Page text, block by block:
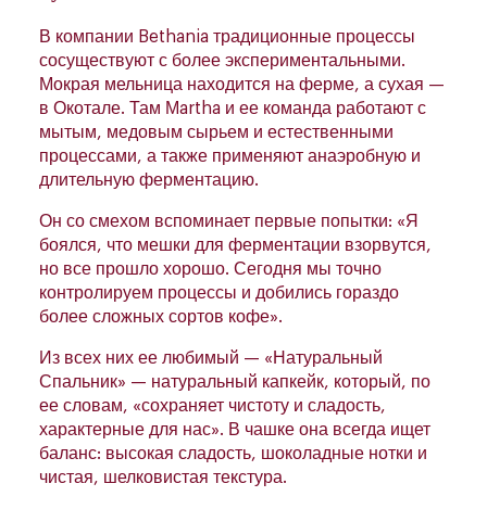
В компании Bethania традиционные процессы
сосуществуют с более экспериментальными.
Мокрая мельница находится на ферме, а сухая —
в Окотале. Там Мartha и ее команда работают с
мытым, медовым сырьем и естественными
процессами, а также применяют анаэробную и
длительную ферментацию.
Он со смехом вспоминает первые попытки: «Я
боялся, что мешки для ферментации взорвутся,
но все прошло хорошо. Сегодня мы точно
контролируем процессы и добились гораздо
более сложных сортов кофе».
Из всех них ее любимый — «Натуральный
Спальник» — натуральный капкейк, который, по
ее словам, «сохраняет чистоту и сладость,
характерные для нас». В чашке она всегда ищет
баланс: высокая сладость, шоколадные нотки и
чистая, шелковистая текстура.